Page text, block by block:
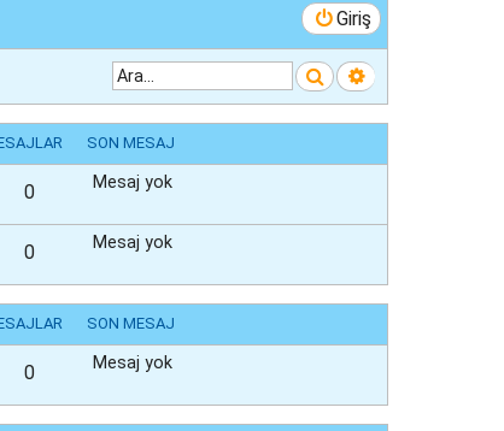
Giriş
Ara Gelişmiş arama
SON MESAJ
0 Mesaj yok
0 Mesaj yok
SON MESAJ
0 Mesaj yok